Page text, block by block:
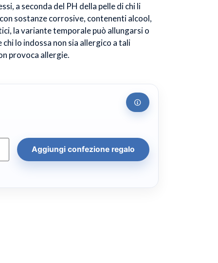
a seconda del PH della pelle di chi li
sostanze corrosive, contenenti alcool,
la variante temporale può allungarsi o
chi lo indossa non sia allergico a tali
provoca allergie.
Aggiungi confezione regalo